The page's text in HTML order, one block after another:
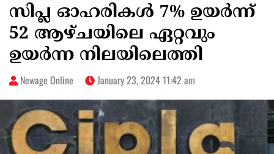
സിപ്ല ഓഹരികൾ 7% ഉയർന്ന്
52 ​​ആഴ്ചയിലെ ഏറ്റവും
ഉയർന്ന നിലയിലെത്തി
Newage Online January 23, 2024 11:42 am